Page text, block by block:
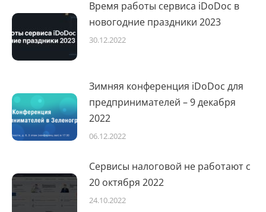
Время работы сервиса iDoDoc в
новогодние праздники 2023
30.12.2022
Зимняя конференция iDoDoc для
предпринимателей – 9 декабря
2022
06.12.2022
Сервисы налоговой не работают с
20 октября 2022
24.10.2022